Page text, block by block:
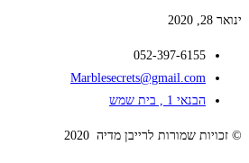
ינואר 28, 2020
052-397-6155
Marblesecrets@gmail.com
הבנאי 1 , בית שמש
© זכויות שמורות לרייבן מדיה 2020